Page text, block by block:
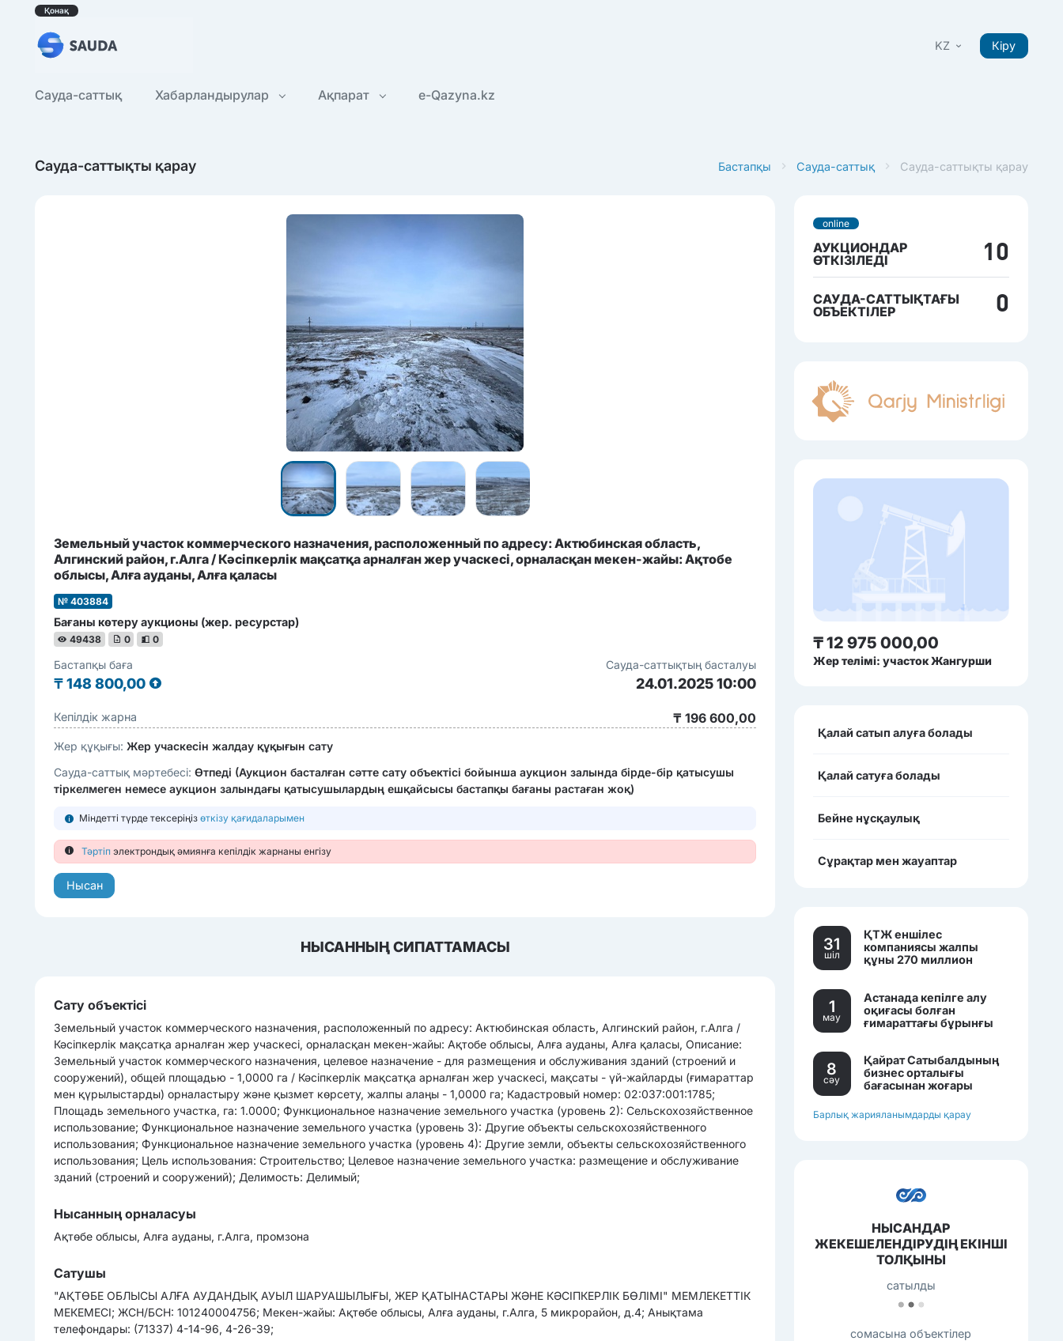
Қонақ
KZ Кіру
Сауда-саттық Хабарландырулар Ақпарат e-Qazyna.kz
Бастапқы Сауда-саттық Сауда-саттықты қарау
Сауда-саттықты қарау
Земельный участок коммерческого назначения, расположенный по адресу: Актюбинская область,
Алгинский район, г.Алга / Кәсіпкерлік мақсатқа арналған жер учаскесі, орналасқан мекен-жайы: Ақтобе
облысы, Алға ауданы, Алға қаласы
№ 403884
Бағаны көтеру аукционы (жер. ресурстар)
49438 0 0
Бастапқы баға
₸148 800,00
Сауда-саттықтың басталуы
24.01.2025 10:00
Кепілдік жарна ₸ 196 600,00
Жер құқығы: Жер учаскесін жалдау құқығын сату
Сауда-саттық мәртебесі:Өтпеді (Аукцион басталған сәтте сату объектісі бойынша аукцион залында бірде-бір қатысушы
тіркелмеген немесе аукцион залындағы қатысушылардың ешқайсысы бастапқы бағаны растаған жоқ)
Міндетті түрде тексеріңізөткізу қағидаларымен
Тәртіп электрондық әмиянға кепілдік жарнаны енгізу
Нысан
НЫСАННЫҢ СИПАТТАМАСЫ
Сату объектісі
Земельный участок коммерческого назначения, расположенный по адресу: Актюбинская область, Алгинский район, г.Алга /
Кәсіпкерлік мақсатқа арналған жер учаскесі, орналасқан мекен-жайы: Ақтобе облысы, Алға ауданы, Алға қаласы, Описание:
Земельный участок коммерческого назначения, целевое назначение - для размещения и обслуживания зданий (строений и
сооружений), общей площадью - 1,0000 га / Кәсіпкерлік мақсатқа арналған жер учаскесі, мақсаты - үй-жайларды (ғимараттар
мен қүрылыстарды) орналастыру және қызмет көрсету, жалпы алаңы - 1,0000 га; Кадастровый номер: 02:037:001:1785;
Площадь земельного участка, га: 1.0000; Функциональное назначение земельного участка (уровень 2): Сельскохозяйственное
использование; Функциональное назначение земельного участка (уровень 3): Другие объекты сельскохозяйственного
использования; Функциональное назначение земельного участка (уровень 4): Другие земли, объекты сельскохозяйственного
использования; Цель использования: Строительство; Целевое назначение земельного участка: размещение и обслуживание
зданий (строений и сооружений); Делимость: Делимый;
Нысанның орналасуы
Ақтөбе облысы, Алға ауданы, г.Алга, промзона
Сатушы
"АҚТӨБЕ ОБЛЫСЫ АЛҒА АУДАНДЫҚ АУЫЛ ШАРУАШЫЛЫҒЫ, ЖЕР ҚАТЫНАСТАРЫ ЖӘНЕ КӘСІПКЕРЛІК БӨЛІМІ" МЕМЛЕКЕТТІК
МЕКЕМЕСІ; ЖСН/БСН: 101240004756; Мекен-жайы: Ақтөбе облысы, Алға ауданы, г.Алга, 5 микрорайон, д.4; Анықтама
телефондары: (71337) 4-14-96, 4-26-39;
online
АУКЦИОНДАР
ӨТКІЗІЛЕДІ
10
САУДА-САТТЫҚТАҒЫ
ОБЪЕКТІЛЕР
0
₸ 12 975 000,00
Жер телімі: участок Жангурши
Қалай сатып алуға болады
Қалай сатуға болады
Бейне нұсқаулық
Сұрақтар мен жауаптар
31
шiл
ҚТЖ еншілес
компаниясы жалпы
құны 270 миллион
қойды.
1
мау
Астанада кепілге алу
оқиғасы болған
ғимараттағы бұрынғы
8
сәу
Қайрат Сатыбалдының
бизнес орталығы
бағасынан жоғары
жатқан еді.
Барлық жарияланымдарды қарау
НЫСАНДАР
ЖЕКЕШЕЛЕНДІРУДІҢ ЕКІНШІ
ТОЛҚЫНЫ
сатылды
сомасына объектілер